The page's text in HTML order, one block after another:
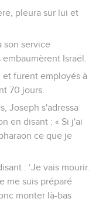
pleura sur lui et
son service
Israël.
et furent employés à
70 jours.
Joseph s'adressa
en disant : « Si j'ai
ce que je
: ‘Je vais mourir.
me suis préparé
monter là-bas